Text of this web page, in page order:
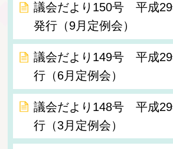
議会だより150号 平成29
発行（9月定例会）
議会だより149号 平成29
行（6月定例会）
議会だより148号 平成29
行（3月定例会）